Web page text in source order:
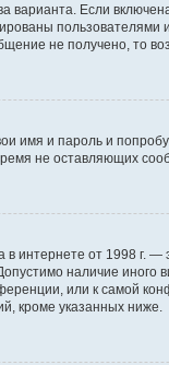
Если
не получено, то
имя и пароль и
не оставляющих
интернете от 1998
наличие
или к самой
кроме указанных ниже.